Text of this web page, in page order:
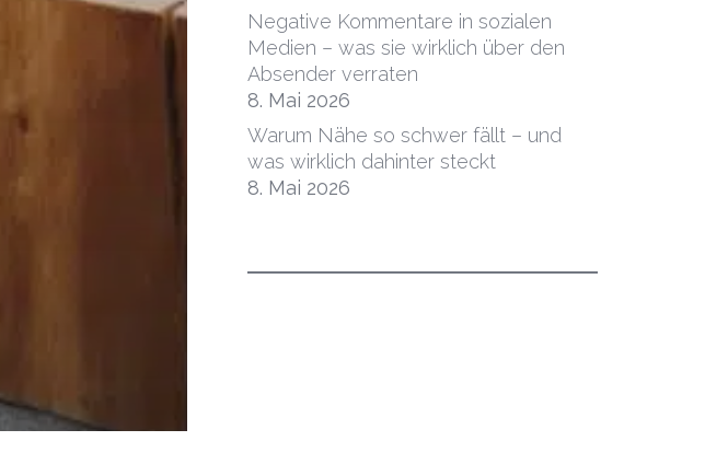
Negative Kommentare in sozialen
Medien – was sie wirklich über den
Absender verraten
8. Mai 2026
Warum Nähe so schwer fällt – und
was wirklich dahinter steckt
8. Mai 2026